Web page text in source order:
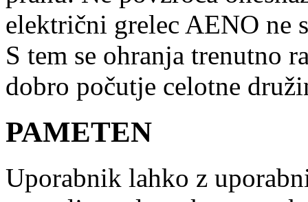
električni grelec AENO ne
S tem se ohranja trenutno
dobro počutje celotne
PAMETEN
Uporabnik lahko z